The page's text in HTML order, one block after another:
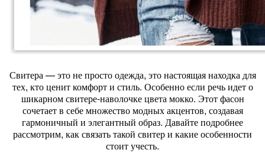
Свитера — это не просто одежда, это настоящая находка для
тех, кто ценит комфорт и стиль. Особенно если речь идет о
шикарном свитере-наволочке цвета мокко. Этот фасон
сочетает в себе множество модных акцентов, создавая
гармоничный и элегантный образ. Давайте подробнее
рассмотрим, как связать такой свитер и какие особенности
стоит учесть.